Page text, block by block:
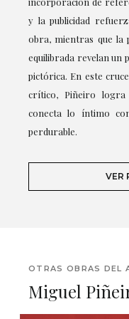
y la publicidad
obra, mientras que la
equilibrada revelan un
pictórica. En este
crítico, Piñeiro logra
conecta lo íntimo
perdurable.
VER
OTRAS OBRAS DEL
Miguel